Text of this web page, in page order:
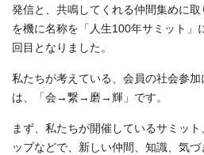
発信と、共鳴してくれる仲間集めに
を機に名称を「人生100年サミット」
回目となりました。
私たちが考えている、会員の社会参
は、「会→繋→磨→輝」です。
まず、私たちが開催しているサミッ
ップなどで、新しい仲間、知識、気づ